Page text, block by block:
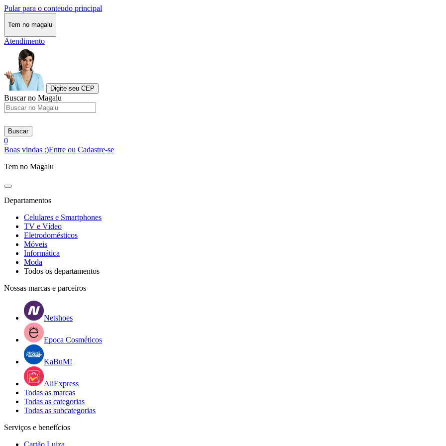
Pular para o conteudo principal
Tem no magalu
Atendimento
Digite seu CEP
Buscar no Magalu
Buscar
0
Boas vindas :)Entre ou Cadastre-se
Tem no Magalu
Departamentos
Celulares e Smartphones
TV e Vídeo
Eletrodomésticos
Móveis
Informática
Moda
Todos os departamentos
Nossas marcas e parceiros
Netshoes
Epoca Cosméticos
KaBuM!
AliExpress
Todas as marcas
Todas as categorias
Todas as subcategorias
Serviços e benefícios
Cartão Luiza